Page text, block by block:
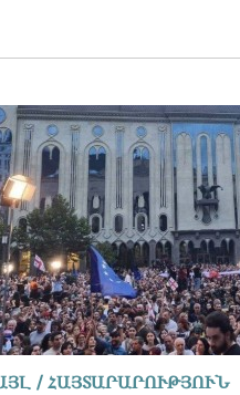
/ ՀԱՅՏԱՐԱՐՈՒԹՅՈՒՆ